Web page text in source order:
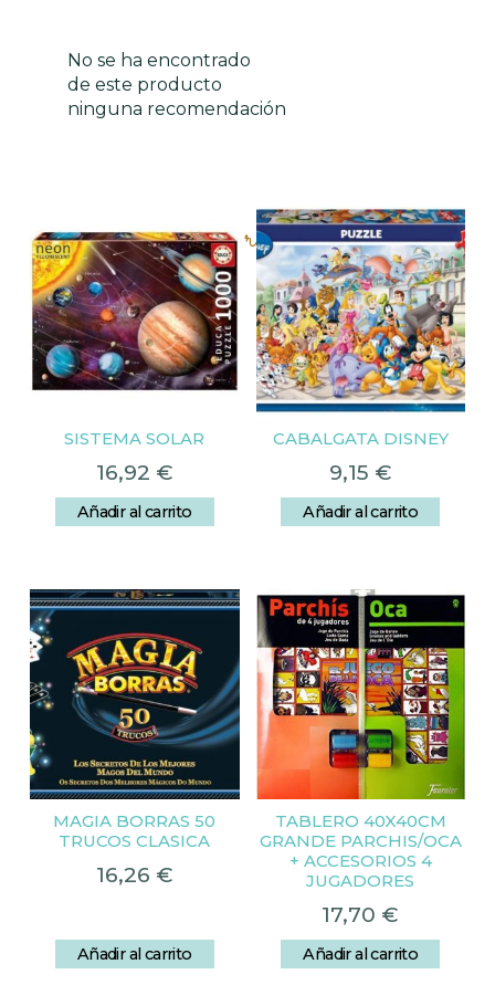
No se ha encontrado
de este producto
ninguna recomendación
Productos relacionados
SISTEMA SOLAR
16,92 €
Añadir al carrito
CABALGATA DISNEY
9,15 €
Añadir al carrito
MAGIA BORRAS 50
TRUCOS CLASICA
16,26 €
Añadir al carrito
TABLERO 40X40CM
GRANDE PARCHIS/OCA
+ ACCESORIOS 4
JUGADORES
17,70 €
Añadir al carrito